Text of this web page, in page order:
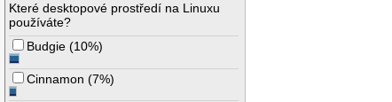
Které desktopové prostředí na Linuxu
používáte?
Budgie (10%)
Cinnamon (7%)